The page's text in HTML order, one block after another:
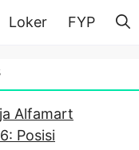
Loker FYP
Alfamart
Posisi